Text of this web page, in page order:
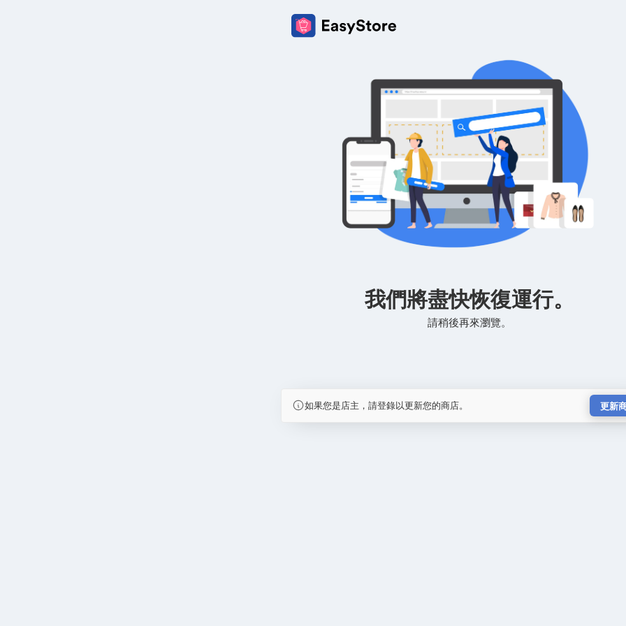
我們將盡快恢復運行。
請稍後再來瀏覽。
如果您是店主，請登錄以更新您的商店。 更新